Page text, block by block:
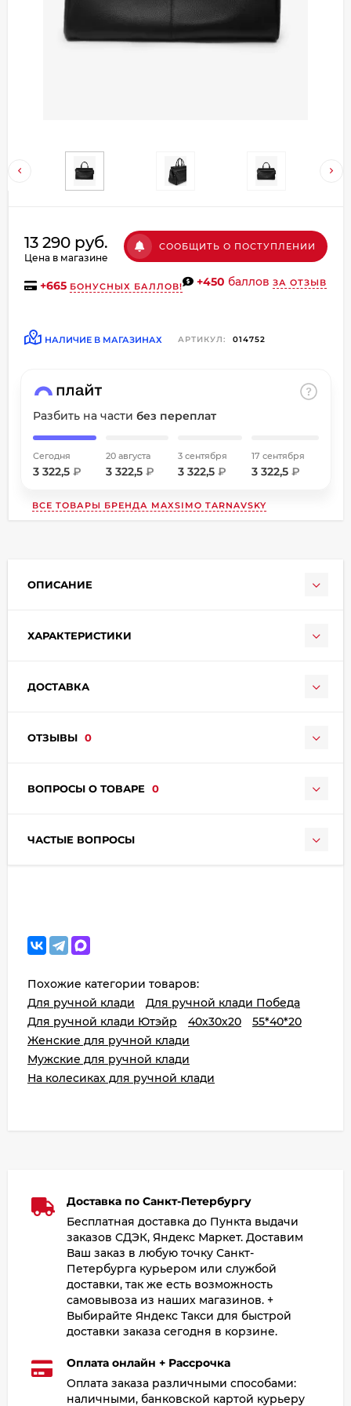
13 290 руб.
Цена в магазине
СООБЩИТЬ О ПОСТУПЛЕНИИ
+665 БОНУСНЫХ БАЛЛОВ! +450 баллов ЗА ОТЗЫВ
НАЛИЧИЕ В МАГАЗИНАХ АРТИКУЛ: 014752
Разбить на части без переплат
Сегодня
3 322,5 ₽
20 августа
3 322,5 ₽
3 сентября
3 322,5 ₽
17 сентября
3 322,5 ₽
ВСЕ ТОВАРЫ БРЕНДА MAXSIMO TARNAVSKY
ОПИСАНИЕ
ХАРАКТЕРИСТИКИ
ДОСТАВКА
ОТЗЫВЫ 0
ВОПРОСЫ О ТОВАРЕ 0
ЧАСТЫЕ ВОПРОСЫ
Добавляйте товары
в корзину
Получайте товар
выбранный способом
Оставшиеся75% будут
списыватьсяс вашей карты
каждые 2 недели
Подробнее
25
2 недели
раз в 2 недели
8 800 302-02-51
Похожие категории товаров:
Для ручной клади
Для ручной клади Победа
Для ручной клади Ютэйр
40х30х20
55*40*20
Женские для ручной клади
Мужские для ручной клади
На колесиках для ручной клади
Доставка по Санкт-Петербургу
Бесплатная доставка до Пункта выдачи
заказов СДЭК, Яндекс Маркет. Доставим
Ваш заказ в любую точку Санкт-
Петербурга курьером или службой
доставки, так же есть возможность
самовывоза из наших магазинов. +
Выбирайте Яндекс Такси для быстрой
доставки заказа сегодня в корзине.
Оплата онлайн + Рассрочка
Оплата заказа различными способами:
наличными, банковской картой курьеру